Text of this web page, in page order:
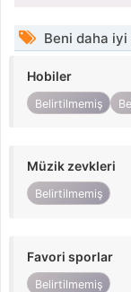
Beni daha iyi
Hobiler
Belirtilmemiş
Müzik zevkleri
Belirtilmemiş
Favori sporlar
Belirtilmemiş